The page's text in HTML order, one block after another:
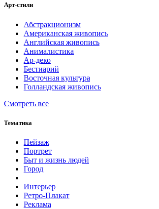
Арт-стили
Абстракционизм
Американская живопись
Английская живопись
Анималистика
Ар-деко
Бестиарий
Восточная культура
Голландская живопись
Смотреть все
Тематика
Пейзаж
Портрет
Быт и жизнь людей
Город
Интерьер
Ретро-Плакат
Реклама